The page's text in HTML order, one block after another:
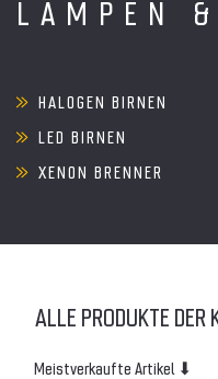
LAMPEN
HALOGEN BIRNEN
LED BIRNEN
XENON BRENNER
ALLE PRODUKTE